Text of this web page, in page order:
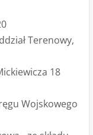
Terenowy,
18
Wojskowego